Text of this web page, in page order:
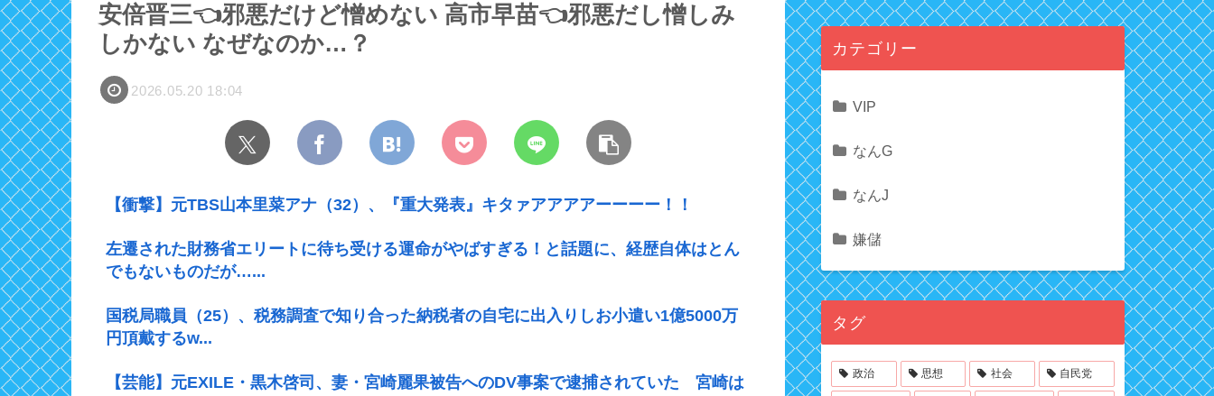
安倍晋三👈邪悪だけど憎めない 高市早苗👈邪悪だし憎しみ
しかない なぜなのか…？
2026.05.20 18:04
【衝撃】元TBS山本里菜アナ（32）、『重大発表』キタァアアアアーーーー！！
左遷された財務省エリートに待ち受ける運命がやばすぎる！と話題に、経歴自体はとん
でもないものだが…...
国税局職員（25）、税務調査で知り合った納税者の自宅に出入りしお小遣い1億5000万
円頂戴するw...
【芸能】元EXILE・黒木啓司、妻・宮崎麗果被告へのDV事案で逮捕されていた 宮崎は
カテゴリー
VIP
なんG
なんJ
嫌儲
タグ
政治 思想 社会 自民党